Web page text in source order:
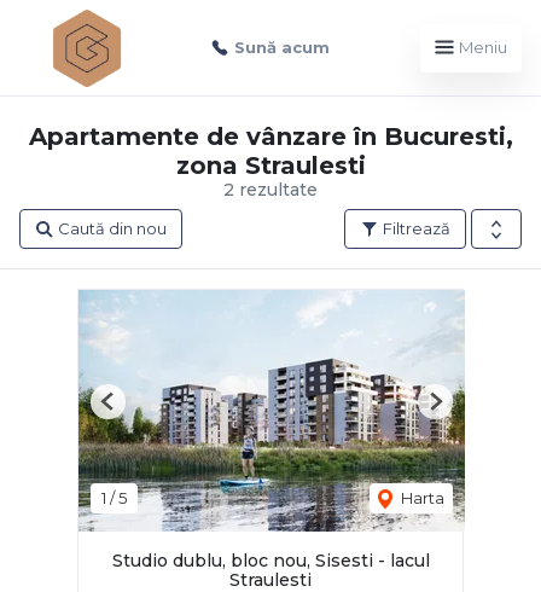
Sună acum Meniu
2 rezultate
Apartamente de vânzare în Bucuresti,
zona Straulesti
Filtrează
Caută din nou
1 /5 Harta
Previous Next
Studio dublu, bloc nou, Sisesti - lacul
Straulesti